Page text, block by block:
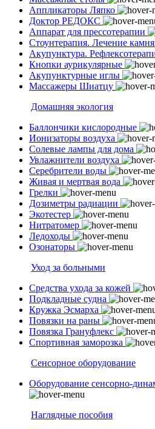
Аппликаторы Ляпко
Доктор РЕДОКС
Аппарат для прессотерапии
Стоунтерапия. Лечение
Акупунктура.
Кнопки аурикулярные
Акупунктурные иглы
Массажеры Шиатцу
Домашняя экология
Баллончики кислородные
Ионизаторы воздуха
Солевые лампы для дома
Увлажнители воздуха
Серебрители воды
Живая и мертвая вода
Грелки
Дозиметры радиации
Экотестер
Нитратомер
Ледоходы
Озонаторы
Уход за больными
Средства ухода за кожей
Подкладные судна
Кружка Эсмарха
Повязки на раны
Повязка Грануфлекс
Спортивная заморозка
Сенсорное оборудование
Оборудование сенсорно-
Наглядные пособия